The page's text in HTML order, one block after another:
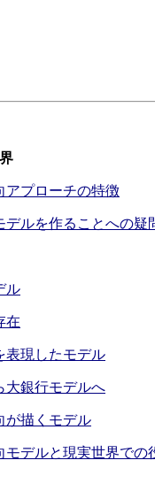
アプローチの特徴
デルを作ることへの疑
ル
在
表現したモデル
大銀行モデルへ
が描くモデル
モデルと現実世界での